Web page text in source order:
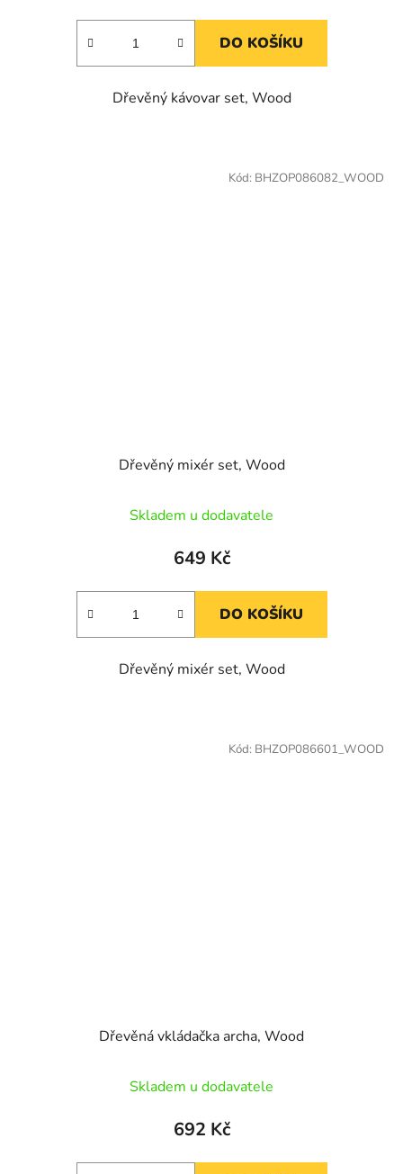
DO KOŠÍKU
Dřevěný kávovar set, Wood
Dřevěný mixér set, Wood
Skladem u dodavatele
649 Kč
DO KOŠÍKU
Dřevěný mixér set, Wood
Kód: BHZOP086082_WOOD
Dřevěná vkládačka archa, Wood
Skladem u dodavatele
692 Kč
Kód: BHZOP086601_WOOD